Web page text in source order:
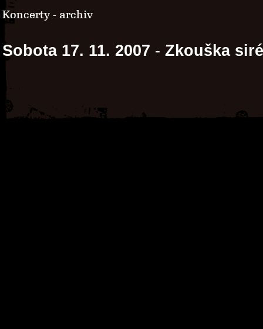
Koncerty - archiv
Sobota 17. 11. 2007 - Zkouška